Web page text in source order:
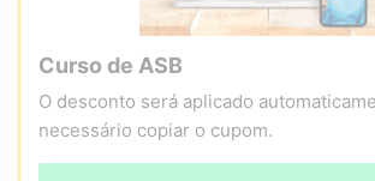
Curso de ASB
O desconto será aplicado
necessário copiar o cupom.